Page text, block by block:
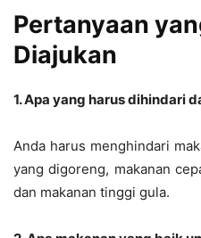
Pertanyaan
Diajukan
1. Apa yang harus dihindari
Anda harus menghindari
yang digoreng, makanan
dan makanan tinggi gula.